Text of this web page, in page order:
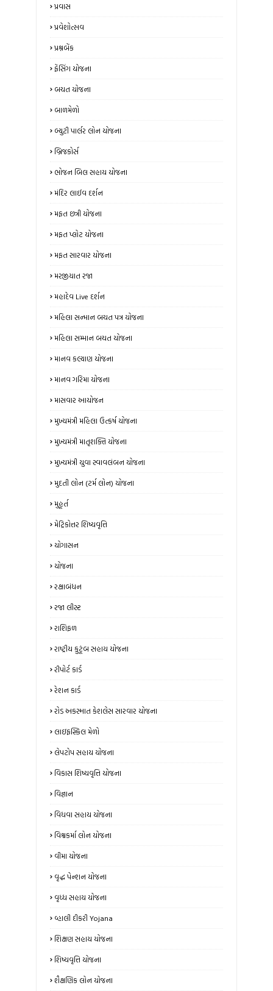
પ્રવાસ
પ્રવેશોત્સવ
પ્રશ્નબેંક
ફેંસિંગ યોજના
બચત યોજના
બાળમેળો
બ્યુટી પાર્લર લોન યોજના
બ્રિજકોર્સ
ભોજન બિલ સહાય યોજના
મંદિર લાઈવ દર્શન
મફત છત્રી યોજના
મફત પ્લોટ યોજના
મફત સારવાર યોજના
મરજીયાત રજા
મહાદેવ Live દર્શન
મહિલા સન્માન બચત પત્ર યોજના
મહિલા સમ્માન બચત યોજના
માનવ કલ્યાણ યોજના
માનવ ગરિમા યોજના
માસવાર આયોજન
મુખ્યમંત્રી મહિલા ઉત્કર્ષ યોજના
મુખ્યમંત્રી માતૃશક્તિ યોજના
મુખ્યમંત્રી યુવા સ્વાવલંબન યોજના
મુદતી લોન (ટર્મ લોન) યોજના
મુહૂર્ત
મેટ્રિકોત્તર શિષ્યવૃત્તિ
યોગાસન
યોજના
રક્ષાબંધન
રજા લીસ્ટ
રાશિફળ
રાષ્ટ્રીય કુટૂંબ સહાય યોજના
રીપોર્ટ કાર્ડ
રેશન કાર્ડ
રોડ અકસ્માત કેશલેસ સારવાર યોજના
લાઇફસ્કિલ મેળો
લેપટોપ સહાય યોજના
વિકાસ શિષ્યવૃત્તિ યોજના
વિજ્ઞાન
વિધવા સહાય યોજના
વિશ્વકર્મા લોન યોજના
વીમા યોજના
વૃદ્ધ પેન્શન યોજના
વૃધ્ધ સહાય યોજના
વ્હાલી દીકરી Yojana
શિક્ષણ સહાય યોજના
શિષ્યવૃત્તિ યોજના
શૈક્ષણિક લોન યોજના